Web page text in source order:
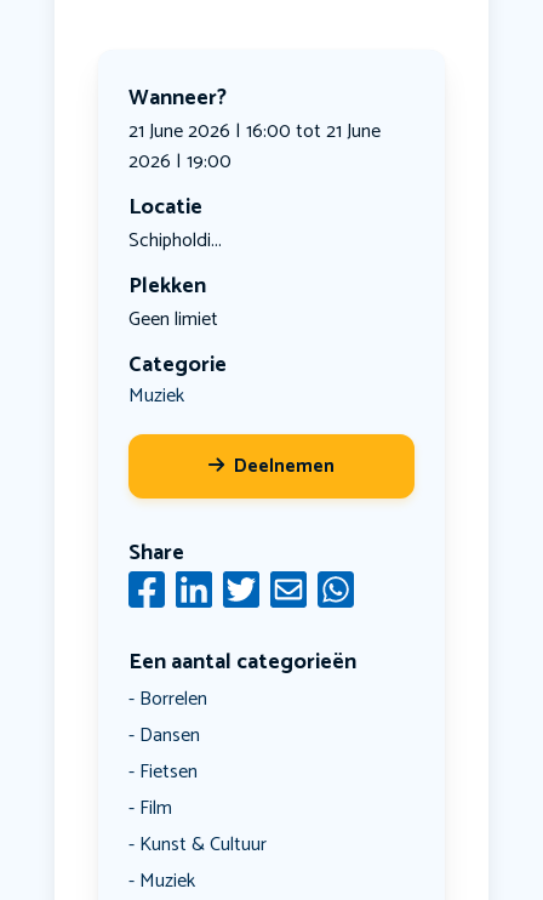
Wanneer?
21 June 2026 | 16:00 tot 21 June
2026 | 19:00
Locatie
Schipholdi...
Plekken
Geen limiet
Categorie
Muziek
Deelnemen
Share
Een aantal categorieën
Borrelen
Dansen
Fietsen
Film
Kunst & Cultuur
Muziek